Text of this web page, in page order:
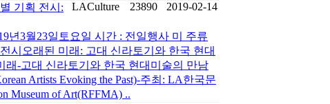
기획 전시:
LACulture 23890 2019-02-14
년3월23일토요일 시간 : 전일행사 미 주류
시오래된 미래: 고대 신라토기와 한국 현대
래-고대 신라토기와 한국 현대미술의 만남
Artists Evoking the Past)-주최: LA한국문
Museum of Art(RFFMA) ..